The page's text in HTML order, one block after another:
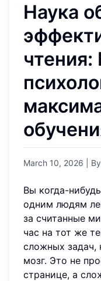
Наука
чтения:
March 10, 2026 | By
Вы когда-
одним людям
за считанные
час на тот же
сложных задач,
мозг. Это не
странице, а